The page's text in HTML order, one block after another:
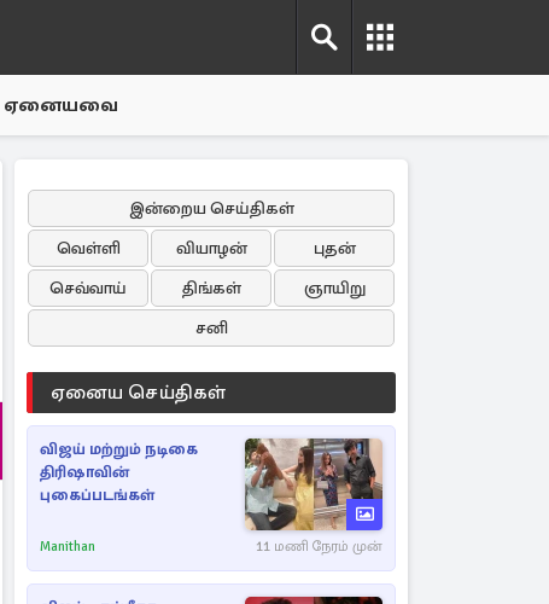
ஏனையவை
இன்றைய செய்திகள்
வெள்ளி
வியாழன்
புதன்
செவ்வாய்
திங்கள்
ஞாயிறு
சனி
ஏனைய செய்திகள்
விஜய் மற்றும் நடிகை
திரிஷாவின்
புகைப்படங்கள்
Manithan 11 மணி நேரம் முன்